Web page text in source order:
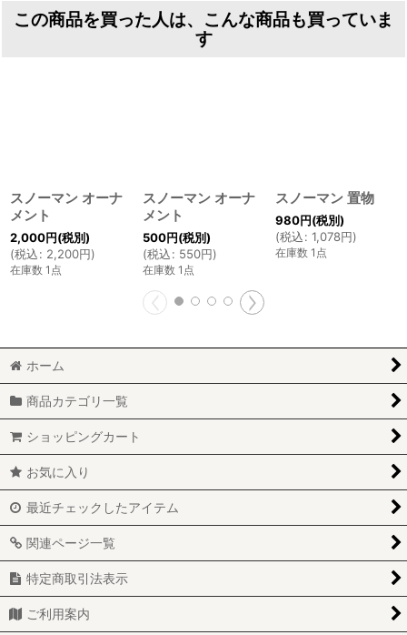
この商品を買った人は、こんな商品も買っていま
す
スノーマン オーナ
メント
2,000円(税別)
(税込: 2,200円)
在庫数 1点
スノーマン オーナ
メント
500円(税別)
(税込: 550円)
在庫数 1点
スノーマン 置物
980円(税別)
(税込: 1,078円)
在庫数 1点
ホーム
商品カテゴリ一覧
ショッピングカート
お気に入り
最近チェックしたアイテム
関連ページ一覧
特定商取引法表示
ご利用案内